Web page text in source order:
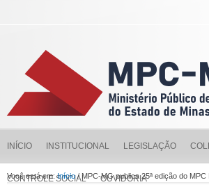
INÍCIO INSTITUCIONAL LEGISLAÇÃO
CONTROLE SOCIAL OUVIDORIA
Você está em:Início/ MPC-MG publica 25ª edição do